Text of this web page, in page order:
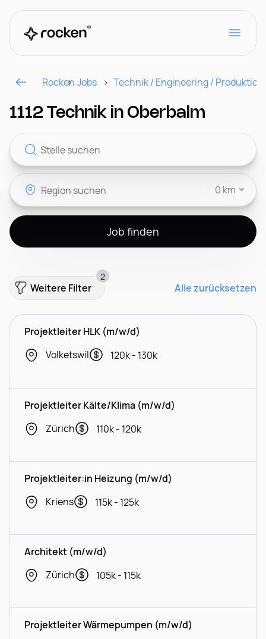
Für Arbeitgeber
CH
Rocken Jobs Technik / Engineering / Produktion
1112 Technik in Oberbalm
0 km
Job finden
Weitere Filter
2
Alle zurücksetzen
Projektleiter HLK (m/w/d)
Volketswil
120k - 130k
Projektleiter Kälte/Klima (m/w/d)
Zürich
110k - 120k
Projektleiter:in Heizung (m/w/d)
Kriens
115k - 125k
Architekt (m/w/d)
Zürich
105k - 115k
Projektleiter Wärmepumpen (m/w/d)